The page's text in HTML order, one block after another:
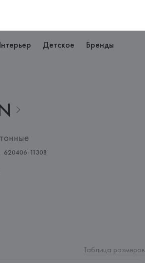
Детское Бренды
620406-11308
Таблица размеров